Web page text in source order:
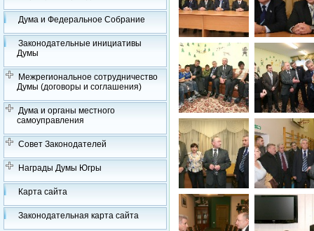
Дума и Федеральное Собрание
Законодательные инициативы
Думы
Межрегиональное сотрудничество
Думы (договоры и соглашения)
Дума и органы местного
самоуправления
Совет Законодателей
Награды Думы Югры
Карта сайта
Законодательная карта сайта